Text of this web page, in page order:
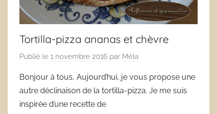
Tortilla-pizza ananas et chèvre
Publié le 1 novembre 2016 par Méla
Bonjour à tous, Aujourd’hui, je vous propose une
autre déclinaison de la tortilla-pizza. Je me suis
inspirée d’une recette de